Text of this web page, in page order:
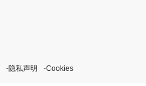
隐私声明 Cookies